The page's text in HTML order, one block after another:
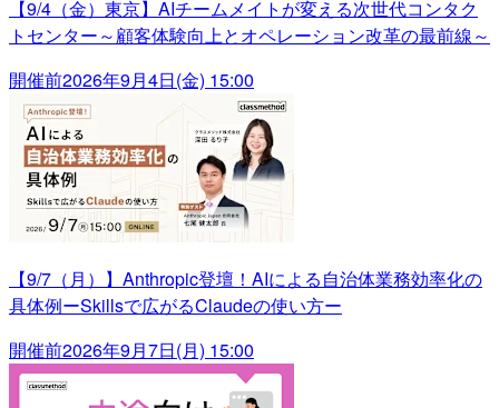
【9/4（金）東京】AIチームメイトが変える次世代コンタク
トセンター～顧客体験向上とオペレーション改革の最前線～
開催前2026年9月4日(金) 15:00
【9/7（月）】Anthropic登壇！AIによる自治体業務効率化の
具体例ーSkillsで広がるClaudeの使い方ー
開催前2026年9月7日(月) 15:00